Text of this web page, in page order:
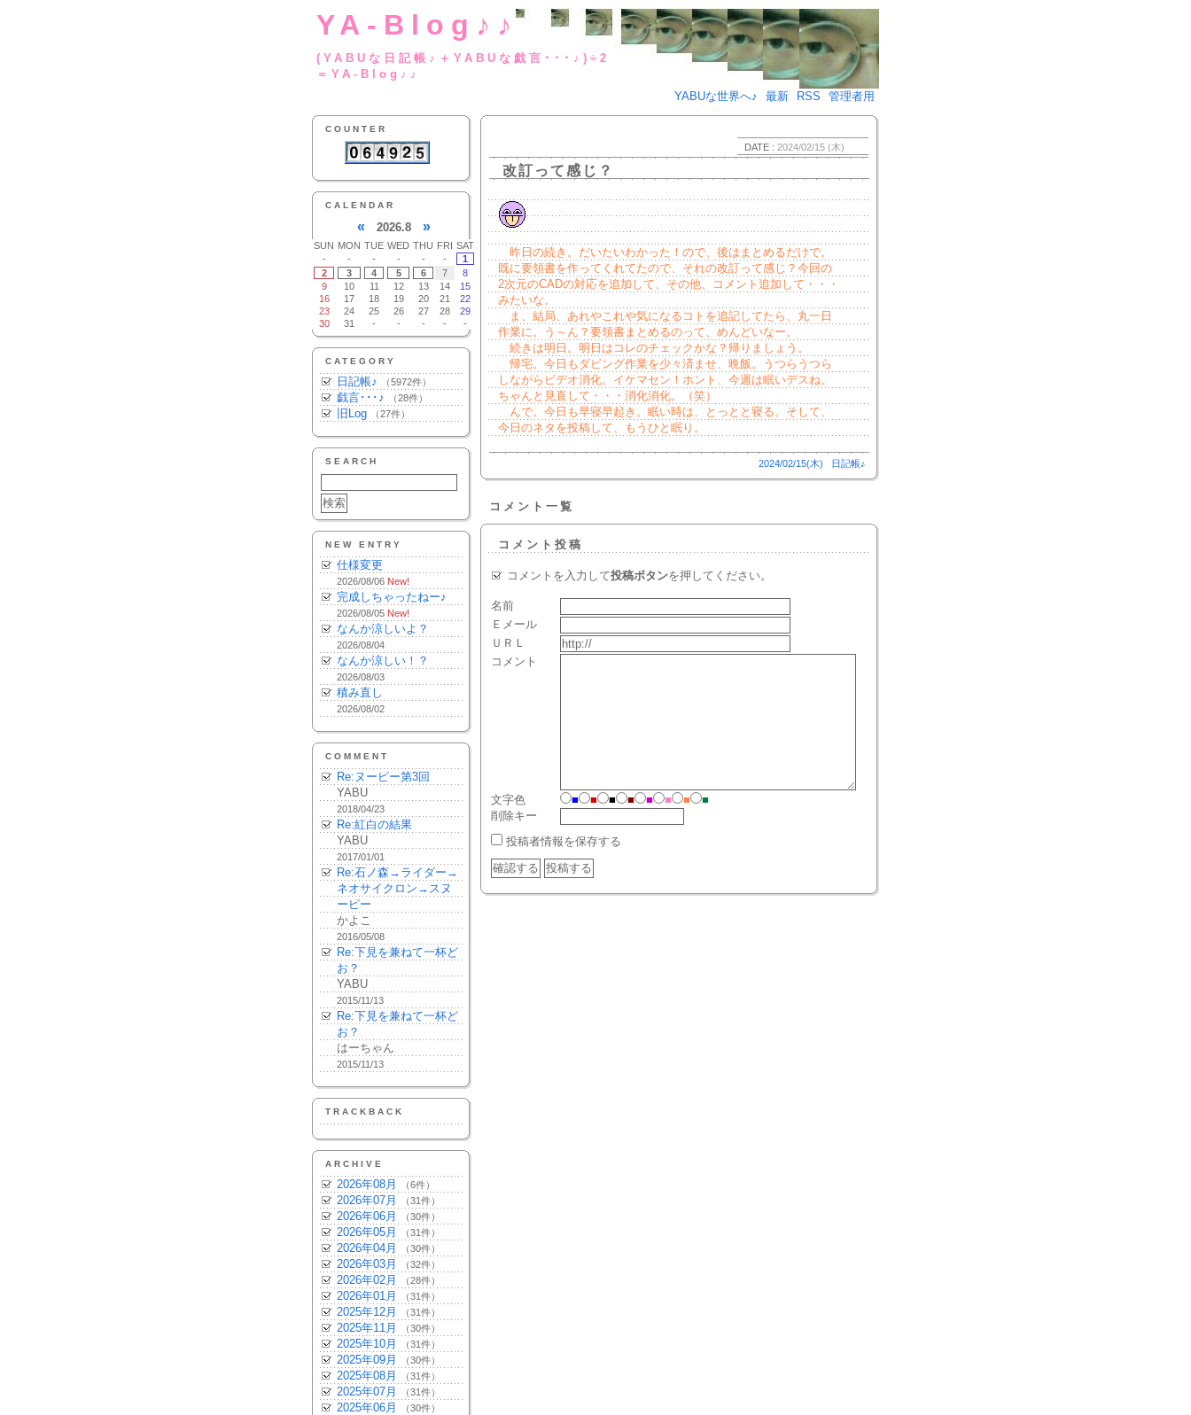
YA-Blog♪♪
(YABUな日記帳♪＋YABUな戯言･･･♪)÷2
＝YA-Blog♪♪
YABUな世界へ♪
最新 RSS 管理者用
COUNTER
CALENDAR
« 2026.8 »
SUN MON TUE WED THU FRI SAT
-
- - - - -
1
2
3 4 5 6 7
8
9
10 11 12 13 14
15
16
17 18 19 20 21
22
23
24 25 26 27 28
29
30
31 - - - - -
CATEGORY
日記帳♪ （5972件）
戯言･･･♪ （28件）
旧Log （27件）
SEARCH
NEW ENTRY
仕様変更
2026/08/06 New!
完成しちゃったねー♪
2026/08/05 New!
なんか涼しいよ？
2026/08/04
なんか涼しい！？
2026/08/03
積み直し
2026/08/02
COMMENT
Re:ヌーピー第3回
YABU
2018/04/23
Re:紅白の結果
YABU
2017/01/01
Re:石ノ森→ライダー→
ネオサイクロン→スヌ
ーピー
かよこ
2016/05/08
Re:下見を兼ねて一杯ど
お？
YABU
2015/11/13
Re:下見を兼ねて一杯ど
お？
はーちゃん
2015/11/13
TRACKBACK
ARCHIVE
2026年08月 （6件）
2026年07月 （31件）
2026年06月 （30件）
2026年05月 （31件）
2026年04月 （30件）
2026年03月 （32件）
2026年02月 （28件）
2026年01月 （31件）
2025年12月 （31件）
2025年11月 （30件）
2025年10月 （31件）
2025年09月 （30件）
2025年08月 （31件）
2025年07月 （31件）
2025年06月 （30件）
DATE : 2024/02/15 (木)
改訂って感じ？
昨日の続き。だいたいわかった！ので、後はまとめるだけで。
既に要領書を作ってくれてたので、それの改訂って感じ？今回の
2次元のCADの対応を追加して、その他、コメント追加して・・・
みたいな。
ま、結局、あれやこれや気になるコトを追記してたら、丸一日
作業に。う～ん？要領書まとめるのって、めんどいなー。
続きは明日。明日はコレのチェックかな？帰りましょう。
帰宅。今日もダビング作業を少々済ませ、晩飯。うつらうつら
しながらビデオ消化。イケマセン！ホント、今週は眠いデスね。
ちゃんと見直して・・・消化消化。（笑）
んで。今日も早寝早起き。眠い時は、とっとと寝る。そして、
今日のネタを投稿して、もうひと眠り。
2024/02/15(木) 日記帳♪
コメント一覧
コメント投稿
コメントを入力して投稿ボタンを押してください。
名前
Ｅメール
ＵＲＬ
コメント
文字色 ■ ■ ■ ■ ■ ■ ■
■
削除キー
投稿者情報を保存する